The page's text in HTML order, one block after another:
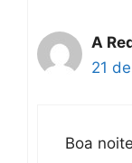
A
21
Boa